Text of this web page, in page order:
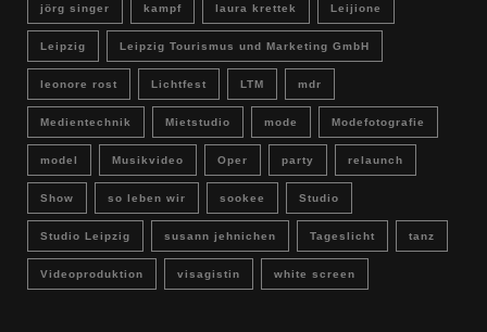
jörg singer kampf laura krettek Leijione
Leipzig Leipzig Tourismus und Marketing GmbH
leonore rost Lichtfest LTM mdr
Medientechnik Mietstudio mode Modefotografie
model Musikvideo Oper party relaunch
Show so leben wir sookee Studio
Studio Leipzig susann jehnichen Tageslicht tanz
Videoproduktion visagistin white screen